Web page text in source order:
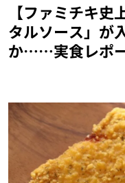
【ファミチキ
タルソース」が
か……実食レポ